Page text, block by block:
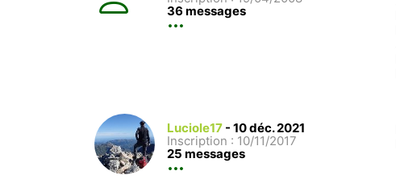
36 messages
Luciole17 - 10 déc. 2021
Inscription : 10/11/2017
25 messages